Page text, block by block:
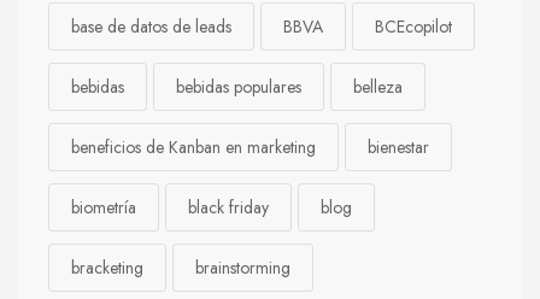
base de datos de leads BBVA BCEcopilot
bebidas bebidas populares belleza
beneficios de Kanban en marketing bienestar
biometría black friday blog
bracketing brainstorming